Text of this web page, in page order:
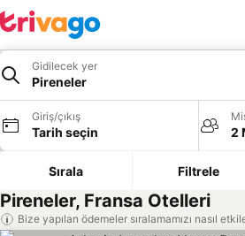
Gidilecek yer
Pireneler
Giriş/çıkış
Tarih seçin 2
Sırala Filtrele
Pireneler, Fransa Otelleri
Bize yapılan ödemeler sıralamamızı nasıl